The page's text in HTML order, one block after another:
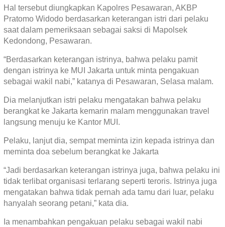
Hal tersebut diungkapkan Kapolres Pesawaran, AKBP
Pratomo Widodo berdasarkan keterangan istri dari pelaku
saat dalam pemeriksaan sebagai saksi di Mapolsek
Kedondong, Pesawaran.
“Berdasarkan keterangan istrinya, bahwa pelaku pamit
dengan istrinya ke MUI Jakarta untuk minta pengakuan
sebagai wakil nabi,” katanya di Pesawaran, Selasa malam.
Dia melanjutkan istri pelaku mengatakan bahwa pelaku
berangkat ke Jakarta kemarin malam menggunakan travel
langsung menuju ke Kantor MUI.
Pelaku, lanjut dia, sempat meminta izin kepada istrinya dan
meminta doa sebelum berangkat ke Jakarta
“Jadi berdasarkan keterangan istrinya juga, bahwa pelaku ini
tidak terlibat organisasi terlarang seperti teroris. Istrinya juga
mengatakan bahwa tidak pernah ada tamu dari luar, pelaku
hanyalah seorang petani,” kata dia.
Ia menambahkan pengakuan pelaku sebagai wakil nabi